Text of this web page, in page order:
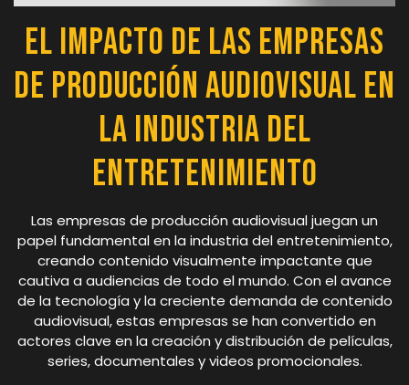
El Impacto de las Empresas
de Producción Audiovisual en
la Industria del
Entretenimiento
Las empresas de producción audiovisual juegan un
papel fundamental en la industria del entretenimiento,
creando contenido visualmente impactante que
cautiva a audiencias de todo el mundo. Con el avance
de la tecnología y la creciente demanda de contenido
audiovisual, estas empresas se han convertido en
actores clave en la creación y distribución de películas,
series, documentales y videos promocionales.